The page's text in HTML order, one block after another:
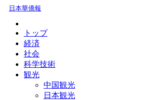
日本華僑報
トップ
経済
社会
科学技術
観光
中国観光
日本観光